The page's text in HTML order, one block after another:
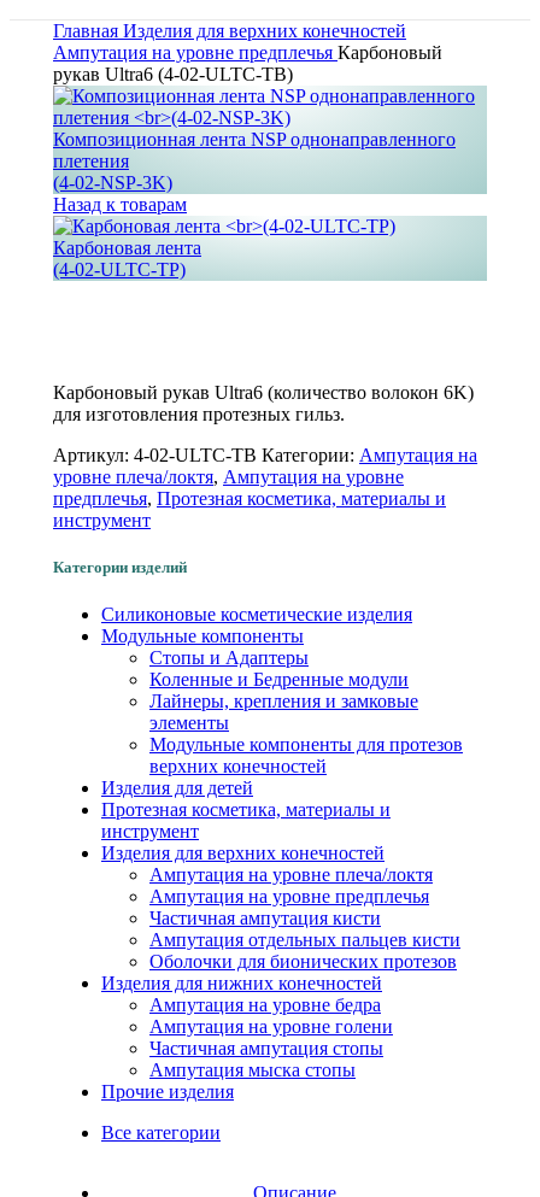
Главная Изделия для верхних конечностей
Ампутация на уровне предплечья Карбоновый
рукав Ultra6 (4-02-ULTC-TB)
Композиционная лента NSP однонаправленного
плетения
(4-02-NSP-3K)
Назад к товарам
Карбоновая лента
(4-02-ULTC-TP)
Карбоновый рукав Ultra6 (количество волокон 6K)
для изготовления протезных гильз.
Артикул: 4-02-ULTC-TB Категории: Ампутация на
уровне плеча/локтя, Ампутация на уровне
предплечья, Протезная косметика, материалы и
инструмент
Категории изделий
Силиконовые косметические изделия
Модульные компоненты
Стопы и Адаптеры
Коленные и Бедренные модули
Лайнеры, крепления и замковые
элементы
Модульные компоненты для протезов
верхних конечностей
Изделия для детей
Протезная косметика, материалы и
инструмент
Изделия для верхних конечностей
Ампутация на уровне плеча/локтя
Ампутация на уровне предплечья
Частичная ампутация кисти
Ампутация отдельных пальцев кисти
Оболочки для бионических протезов
Изделия для нижних конечностей
Ампутация на уровне бедра
Ампутация на уровне голени
Частичная ампутация стопы
Ампутация мыска стопы
Прочие изделия
Все категории